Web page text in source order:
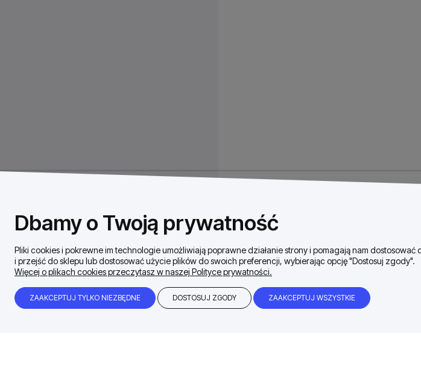
Dbamy o Twoją prywatność
Pliki cookies i pokrewne im technologie umożliwiają poprawne działanie strony i pomagają nam
i przejść do sklepu lub dostosować użycie plików do swoich preferencji, wybierając opcję "Dostosuj zgody".
Więcej o plikach cookies przeczytasz w naszej Polityce prywatności.
ZAAKCEPTUJ TYLKO NIEZBĘDNE DOSTOSUJ ZGODY ZAAKCEPTUJ WSZYSTKIE